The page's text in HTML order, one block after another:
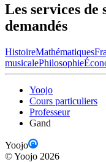
Les services de
demandés
HistoireMathématiques
musicalePhilosophie
Yoojo
Cours particuliers
Professeur
Gand
Yoojo
©Yoojo 2026